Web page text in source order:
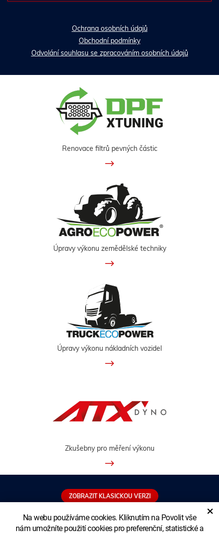
Na webu používáme cookies. Kliknutím na Povolit vše
nám umožníte použití cookies pro preferenční, statistické a
×
Ochrana osobních údajů
Obchodní podmínky
Odvolání souhlasu se zpracováním osobních údajů
Renovace filtrů pevných částic
Úpravy výkonu zemědělské techniky
Úpravy výkonu nákladních vozidel
Zkušebny pro měření výkonu
ZOBRAZIT KLASICKOU VERZI